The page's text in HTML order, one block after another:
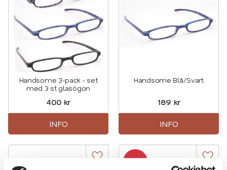
Handsome 3-pack - set
med 3 st glasögon
400 kr
INFO
Handsome Blå/Svart
189 kr
INFO
Lägg till i favoriter
5%